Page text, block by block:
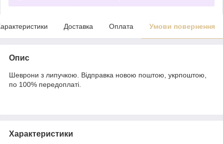
Доставка Оплата Умови повернення
Опис
Шеврони з липучкою. Відправка новою поштою, укрпоштою,
по 100% передоплаті.
Характеристики